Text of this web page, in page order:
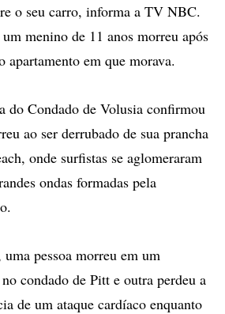
o seu carro, informa a TV NBC.
menino de 11 anos morreu após
apartamento em que morava.
do Condado de Volusia confirmou
ao ser derrubado de sua prancha
onde surfistas se aglomeraram
ondas formadas pela
pessoa morreu em um
condado de Pitt e outra perdeu a
de um ataque cardíaco enquanto